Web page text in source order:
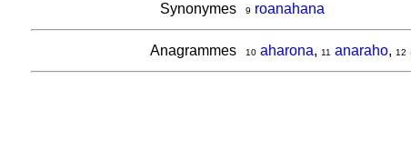
Synonymes
9 roanahana
Anagrammes 10 aharona, 11 anaraho, 12